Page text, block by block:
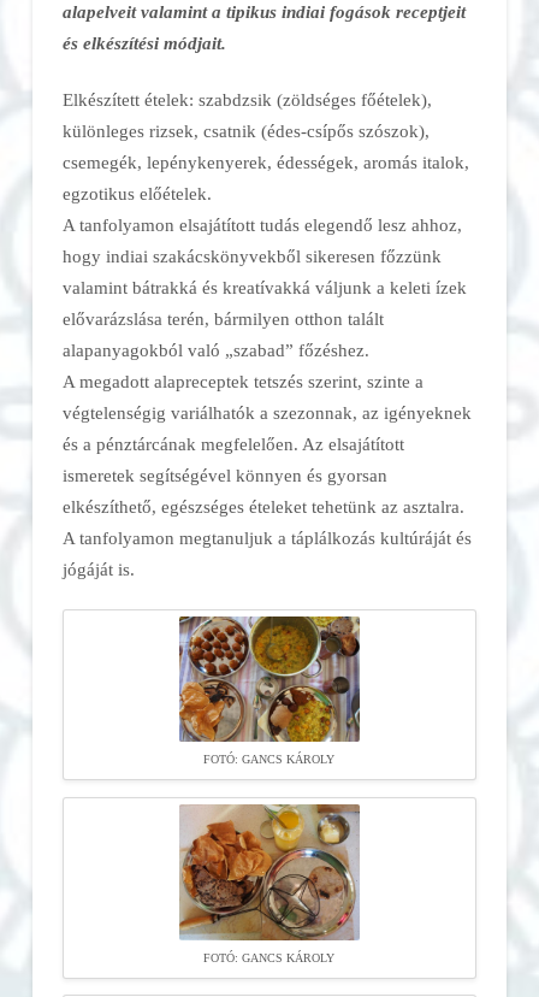
alapelveit valamint a tipikus indiai fogások receptjeit
és elkészítési módjait.
Elkészített ételek: szabdzsik (zöldséges főételek),
különleges rizsek, csatnik (édes-csípős szószok),
csemegék, lepénykenyerek, édességek, aromás italok,
egzotikus előételek.
A tanfolyamon elsajátított tudás elegendő lesz ahhoz,
hogy indiai szakácskönyvekből sikeresen főzzünk
valamint bátrakká és kreatívakká váljunk a keleti ízek
elővarázslása terén, bármilyen otthon talált
alapanyagokból való „szabad” főzéshez.
A megadott alapreceptek tetszés szerint, szinte a
végtelenségig variálhatók a szezonnak, az igényeknek
és a pénztárcának megfelelően. Az elsajátított
ismeretek segítségével könnyen és gyorsan
elkészíthető, egészséges ételeket tehetünk az asztalra.
A tanfolyamon megtanuljuk a táplálkozás kultúráját és
jógáját is.
FOTÓ: GANCS KÁROLY
FOTÓ: GANCS KÁROLY